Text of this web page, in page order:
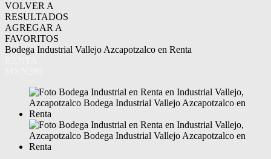
VOLVER A
RESULTADOS
AGREGAR A
FAVORITOS
Bodega Industrial Vallejo Azcapotzalco en Renta